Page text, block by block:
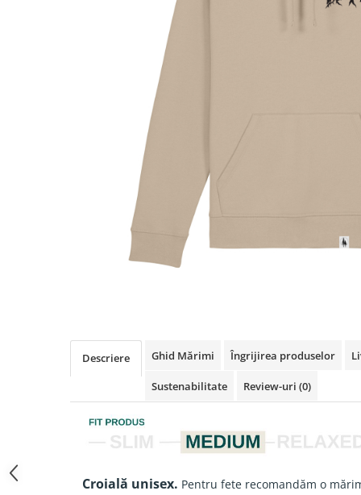
Descriere Ghid Mărimi Îngrijirea produselor
Sustenabilitate Review-uri (0)
Croială unisex. Pentru fete recomandăm o